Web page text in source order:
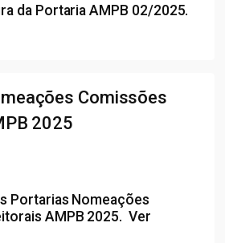
da Portaria AMPB 02/2025.
Comissões
2025
Portarias Nomeações
AMPB 2025.Ver